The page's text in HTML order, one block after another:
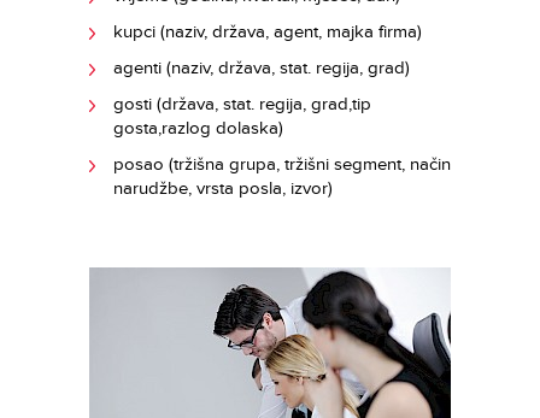
kupci (naziv, država, agent, majka firma)
agenti (naziv, država, stat. regija, grad)
gosti (država, stat. regija, grad,tip
gosta,razlog dolaska)
posao (tržišna grupa, tržišni segment, način
narudžbe, vrsta posla, izvor)